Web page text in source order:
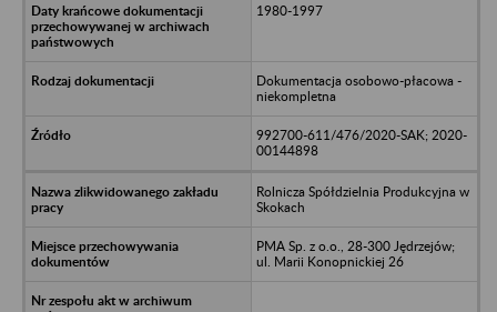
1980-1997
Dokumentacja osobowo-płacowa -
niekompletna
992700-611/476/2020-SAK; 2020-
00144898
Rolnicza Spółdzielnia Produkcyjna w
Skokach
PMA Sp. z o.o., 28-300 Jędrzejów;
ul. Marii Konopnickiej 26